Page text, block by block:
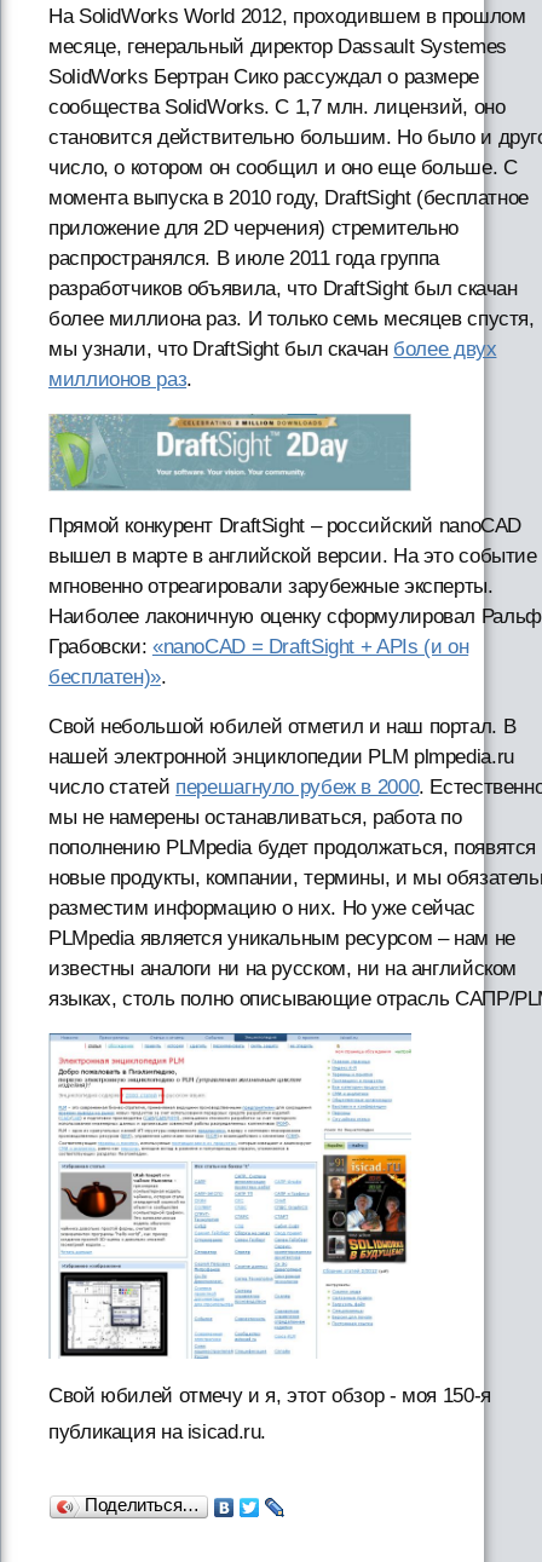
На SolidWorks World 2012, проходившем в прошлом
месяце, генеральный директор Dassault Systemes
SolidWorks Бертран Сико рассуждал о размере
сообщества SolidWorks. С 1,7 млн. лицензий, оно
становится действительно большим. Но было и
число, о котором он сообщил и оно еще больше. С
момента выпуска в 2010 году, DraftSight (бесплатное
приложение для 2D черчения) стремительно
распространялся. В июле 2011 года группа
разработчиков объявила, что DraftSight был скачан
более миллиона раз. И только семь месяцев спустя,
мы узнали, что DraftSight был скачан более двух
миллионов раз.
Прямой конкурент DraftSight – российский nanoCAD
вышел в марте в английской версии. На это событие
мгновенно отреагировали зарубежные эксперты.
Наиболее лаконичную оценку сформулировал Ральф
Грабовски: «nanoCAD = DraftSight + APIs (и он
бесплатен)».
Свой небольшой юбилей отметил и наш портал. В
нашей электронной энциклопедии PLM plmpedia.ru
число статей перешагнуло рубеж в 2000.
мы не намерены останавливаться, работа по
пополнению PLMpedia будет продолжаться, появятся
новые продукты, компании, термины, и мы
разместим информацию о них. Но уже сейчас
PLMpedia является уникальным ресурсом – нам не
известны аналоги ни на русском, ни на английском
языках, столь полно описывающие отрасль САПР/
Свой юбилей отмечу и я, этот обзор - моя 150-я
публикация на isicad.ru.
Поделиться…